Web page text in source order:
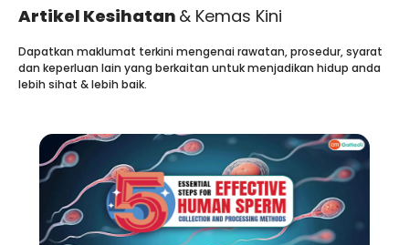
Artikel Kesihatan & Kemas Kini
Dapatkan maklumat terkini mengenai rawatan, prosedur, syarat
dan keperluan lain yang berkaitan untuk menjadikan hidup anda
lebih sihat & lebih baik.